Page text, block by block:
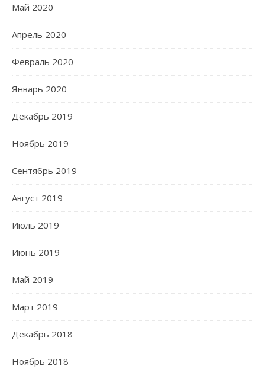
Май 2020
Апрель 2020
Февраль 2020
Январь 2020
Декабрь 2019
Ноябрь 2019
Сентябрь 2019
Август 2019
Июль 2019
Июнь 2019
Май 2019
Март 2019
Декабрь 2018
Ноябрь 2018